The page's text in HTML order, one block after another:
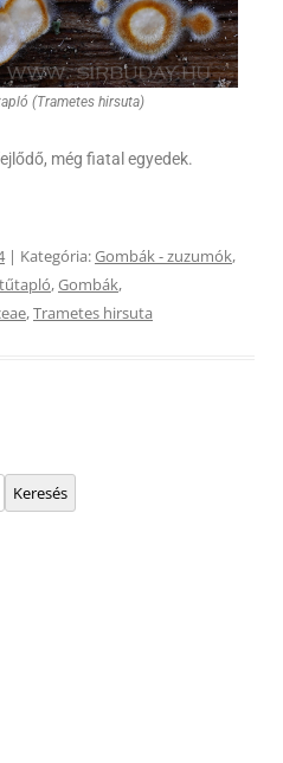
(Trametes hirsuta)
még fiatal egyedek.
| Kategória:Gombák - zuzumók,
,Gombák,
,Trametes hirsuta
Keresés